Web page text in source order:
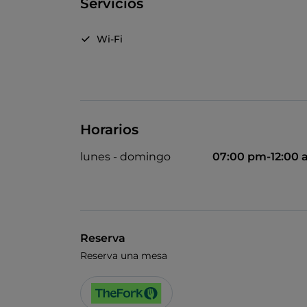
Servicios
Wi-Fi
Horarios
lunes - domingo 07:00 pm-12:00
Reserva
Reserva una mesa